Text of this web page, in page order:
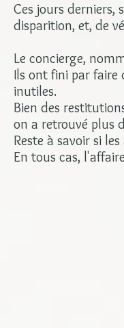
Ces jours
disparition, et, de
Le concierge,
Ils ont fini par faire
inutiles.
Bien des
on a retrouvé plus
Reste à savoir si
En tous cas,